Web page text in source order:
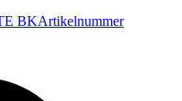
BKArtikelnummer